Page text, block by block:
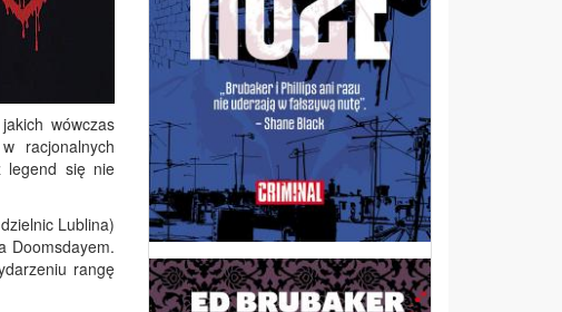
wówczas
racjonalnych
legend się nie
Lublina)
Doomsdayem.
rangę